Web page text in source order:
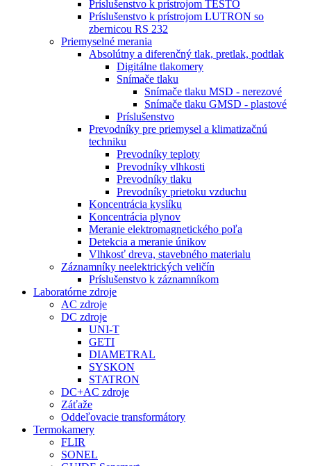
Príslušenstvo k prístrojom TESTO
Príslušenstvo k prístrojom LUTRON so
zbernicou RS 232
Priemyselné merania
Absolútny a diferenčný tlak, pretlak, podtlak
Digitálne tlakomery
Snímače tlaku
Snímače tlaku MSD - nerezové
Snímače tlaku GMSD - plastové
Príslušenstvo
Prevodníky pre priemysel a klimatizačnú
techniku
Prevodníky teploty
Prevodníky vlhkosti
Prevodníky tlaku
Prevodníky prietoku vzduchu
Koncentrácia kyslíku
Koncentrácia plynov
Meranie elektromagnetického poľa
Detekcia a meranie únikov
Vlhkosť dreva, stavebného materialu
Záznamníky neelektrických veličín
Príslušenstvo k záznamníkom
Laboratórne zdroje
AC zdroje
DC zdroje
UNI-T
GETI
DIAMETRAL
SYSKON
STATRON
DC+AC zdroje
Záťaže
Oddeľovacie transformátory
Termokamery
FLIR
SONEL